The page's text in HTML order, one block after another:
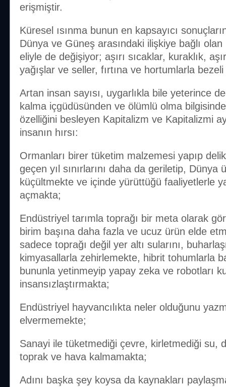
erişmiştir.
Küresel ısınma bunun en kapsayıcı
Dünya ve Güneş arasındaki ilişkiye bağlı
eliyle de değişiyor; aşırı sıcaklar, kuraklık,
yağışlar ve seller, fırtına ve hortumlarla
Artan insan sayısı, uygarlıkla bile yeterince
kalma içgüdüsünden ve ölümlü olma
özelliğini besleyen Kapitalizm ve Kapitalizmi
insanın hırsı:
Ormanları birer tüketim malzemesi yapıp
geçen yıl sınırlarını daha da geriletip, Dünya
küçültmekte ve içinde yürüttüğü faaliyetlerle
açmakta;
Endüstriyel tarımla toprağı bir meta olarak
birim başına daha fazla ve ucuz ürün elde
sadece toprağı değil yer altı sularını,
kimyasallarla zehirlemekte, hibrit tohumlarla
bununla yetinmeyip yapay zeka ve robotları
insansızlaştırmakta;
Endüstriyel hayvancılıkta neler olduğunu
elvermemekte;
Sanayi ile tüketmediği çevre, kirletmediği su,
toprak ve hava kalmamakta;
Adını başka şey koysa da kaynakları